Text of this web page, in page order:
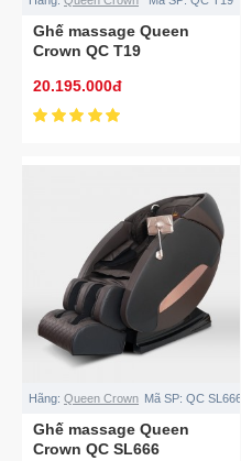
Ghế massage Queen
Crown QC T19
20.195.000đ
Hãng: Queen Crown Mã SP: QC SL666
Ghế massage Queen
Crown QC SL666